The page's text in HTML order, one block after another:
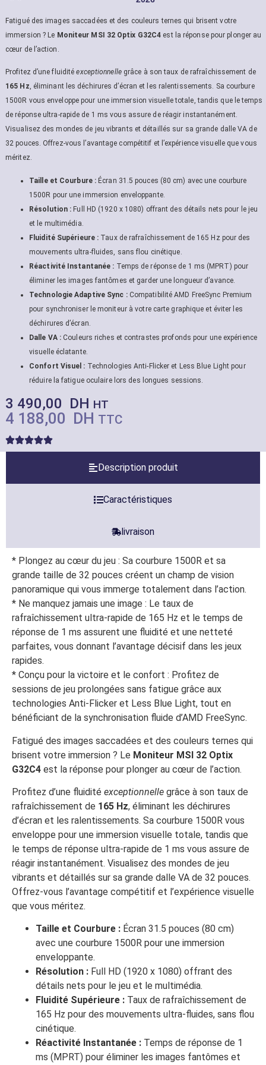
Fatigué des images saccadées et des couleurs ternes qui brisent votre
immersion ? Le Moniteur MSI 32 Optix G32C4 est la réponse pour plonger au
cœur de l’action.
Profitez d’une fluiditéexceptionnellegrâce à son taux de rafraîchissement de
165 Hz, éliminant les déchirures d’écran et les ralentissements. Sa courbure
1500R vous enveloppe pour une immersion visuelle totale, tandis que le temps
de réponse ultra-rapide de 1 ms vous assure de réagir instantanément.
Visualisez des mondes de jeu vibrants et détaillés sur sa grande dalle VA de
32 pouces. Offrez-vous l’avantage compétitif et l’expérience visuelle que vous
méritez.
Taille et Courbure : Écran 31.5 pouces (80 cm) avec une courbure
1500R pour une immersion enveloppante.
Résolution : Full HD (1920 x 1080) offrant des détails nets pour le jeu
et le multimédia.
Fluidité Supérieure : Taux de rafraîchissement de 165 Hz pour des
mouvements ultra-fluides, sans flou cinétique.
Réactivité Instantanée : Temps de réponse de 1 ms (MPRT) pour
éliminer les images fantômes et garder une longueur d’avance.
Technologie Adaptive Sync :Compatibilité AMD FreeSync Premium
pour synchroniser le moniteur à votre carte graphique et éviter les
déchirures d’écran.
Dalle VA : Couleurs riches et contrastes profonds pour une expérience
visuelle éclatante.
Confort Visuel : Technologies Anti-Flicker et Less Blue Light pour
réduire la fatigue oculaire lors des longues sessions.
3 490,00 DH HT
4 188,00 DH TTC
Description produit
Caractéristiques
livraison
* Plongez au cœur du jeu : Sa courbure 1500R et sa
grande taille de 32 pouces créent un champ de vision
panoramique qui vous immerge totalement dans l’action.
* Ne manquez jamais une image : Le taux de
rafraîchissement ultra-rapide de 165 Hz et le temps de
réponse de 1 ms assurent une fluidité et une netteté
parfaites, vous donnant l’avantage décisif dans les jeux
rapides.
* Conçu pour la victoire et le confort : Profitez de
sessions de jeu prolongées sans fatigue grâce aux
technologies Anti-Flicker et Less Blue Light, tout en
bénéficiant de la synchronisation fluide d’AMD FreeSync.
Fatigué des images saccadées et des couleurs ternes qui
brisent votre immersion ? Le Moniteur MSI 32 Optix
G32C4 est la réponse pour plonger au cœur de l’action.
Profitez d’une fluidité exceptionnelle grâce à son taux de
rafraîchissement de 165 Hz, éliminant les déchirures
d’écran et les ralentissements. Sa courbure 1500R vous
enveloppe pour une immersion visuelle totale, tandis que
le temps de réponse ultra-rapide de 1 ms vous assure de
réagir instantanément. Visualisez des mondes de jeu
vibrants et détaillés sur sa grande dalle VA de 32 pouces.
Offrez-vous l’avantage compétitif et l’expérience visuelle
que vous méritez.
Taille et Courbure : Écran 31.5 pouces (80 cm)
avec une courbure 1500R pour une immersion
enveloppante.
Résolution : Full HD (1920 x 1080) offrant des
détails nets pour le jeu et le multimédia.
Fluidité Supérieure : Taux de rafraîchissement de
165 Hz pour des mouvements ultra-fluides, sans flou
cinétique.
Réactivité Instantanée : Temps de réponse de 1
ms (MPRT) pour éliminer les images fantômes et